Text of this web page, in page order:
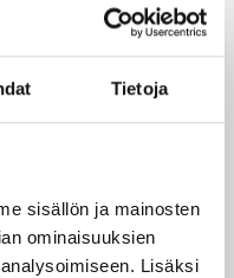
Tietoja
sisällön ja mainosten
ominaisuuksien
Lisäksi